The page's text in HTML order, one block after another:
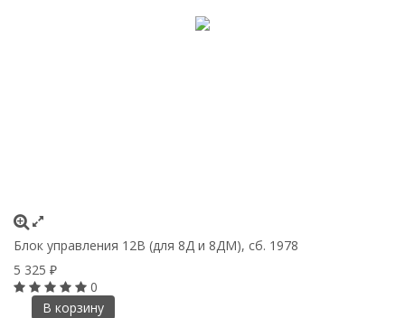
Блок управления 12В (для 8Д и 8ДМ), сб. 1978
5 325 ₽
0
В корзину